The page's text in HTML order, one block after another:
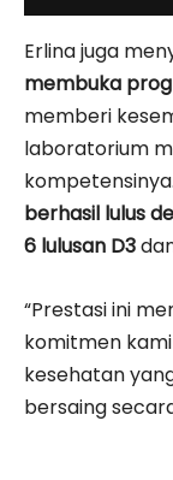
Erlina juga
membuka
memberi
laboratorium
berhasil lulus
6 lulusan D3
“Prestasi ini
komitmen
kesehatan
bersaing